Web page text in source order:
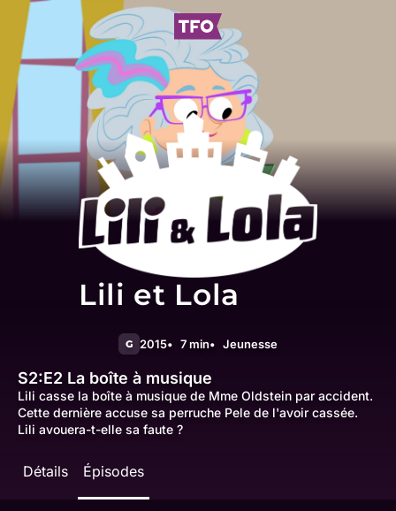
Lili et Lola
G 2015 7 min Jeunesse
S2:E2 La boîte à musique
Lili casse la boîte à musique de Mme Oldstein par accident.
Cette dernière accuse sa perruche Pele de l'avoir cassée.
Lili avouera-t-elle sa faute ?
Détails Épisodes